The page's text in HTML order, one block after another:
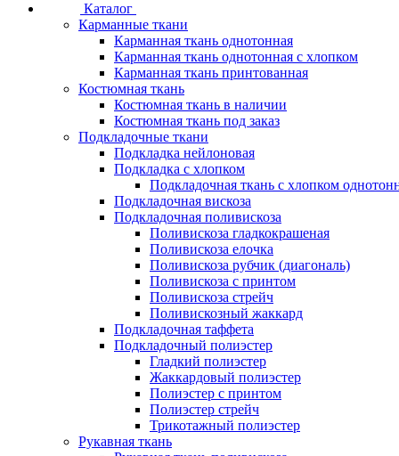
Каталог
Карманные ткани
Карманная ткань однотонная
Карманная ткань однотонная с хлопком
Карманная ткань принтованная
Костюмная ткань
Костюмная ткань в наличии
Костюмная ткань под заказ
Подкладочные ткани
Подкладка нейлоновая
Подкладка с хлопком
Подкладочная ткань с хлопком
Подкладочная вискоза
Подкладочная поливискоза
Поливискоза гладкокрашеная
Поливискоза елочка
Поливискоза рубчик (диагональ)
Поливискоза с принтом
Поливискоза стрейч
Поливискозный жаккард
Подкладочная таффета
Подкладочный полиэстер
Гладкий полиэстер
Жаккардовый полиэстер
Полиэстер с принтом
Полиэстер стрейч
Трикотажный полиэстер
Рукавная ткань